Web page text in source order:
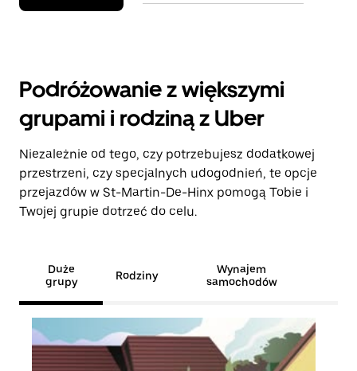
Podróżowanie z większymi
grupami i rodziną z Uber
Niezależnie od tego, czy potrzebujesz dodatkowej
przestrzeni, czy specjalnych udogodnień, te opcje
przejazdów w St-Martin-De-Hinx pomogą Tobie i
Twojej grupie dotrzeć do celu.
Duże
grupy
Rodziny
Wynajem
samochodów